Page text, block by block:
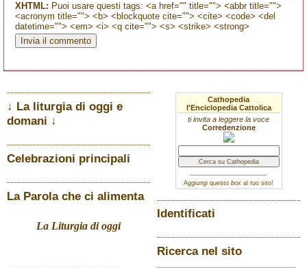
XHTML: Puoi usare questi tags: <a href="" title=""> <abbr title="">
<acronym title=""> <b> <blockquote cite=""> <cite> <code> <del
datetime=""> <em> <i> <q cite=""> <s> <strike> <strong>
↓ La liturgia di oggi e
domani ↓
Celebrazioni principali
La Parola che ci alimenta
La Liturgia di oggi
Cathopedia
l'Enciclopedia Cattolica
ti invita a leggere la voce
Corredenzione
Aggiungi questo box al tuo sito!
Identificati
Ricerca nel sito